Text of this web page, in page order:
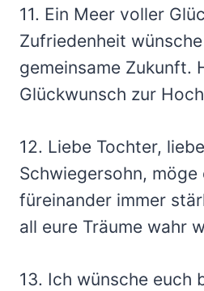
11. Ein Meer voller
Zufriedenheit
gemeinsame Zukunft.
Glückwunsch zur
12. Liebe Tochter,
Schwiegersohn, möge
füreinander immer
all eure Träume wahr
13. Ich wünsche euch